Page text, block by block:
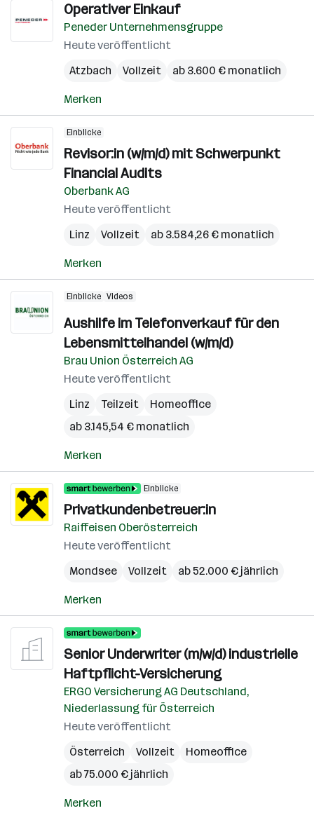
Operativer Einkauf
Peneder Unternehmensgruppe
Heute veröffentlicht
Atzbach
Vollzeit ab 3.600 € monatlich
Merken
Einblicke
Revisor:in (w/m/d) mit Schwerpunkt
Financial Audits
Oberbank AG
Heute veröffentlicht
Linz
Vollzeit ab 3.584,26 € monatlich
Merken
Einblicke Videos
Aushilfe im Telefonverkauf für den
Lebensmittelhandel (w/m/d)
Brau Union Österreich AG
Heute veröffentlicht
Linz
Teilzeit
Homeoffice
ab 3.145,54 € monatlich
Merken
Einblicke
Privatkundenbetreuer:in
Raiffeisen Oberösterreich
Heute veröffentlicht
Mondsee
Vollzeit ab 52.000 € jährlich
Merken
Senior Underwriter (m/w/d) industrielle
Haftpflicht-Versicherung
ERGO Versicherung AG Deutschland,
Niederlassung für Österreich
Heute veröffentlicht
Österreich
Vollzeit
Homeoffice
ab 75.000 € jährlich
Merken